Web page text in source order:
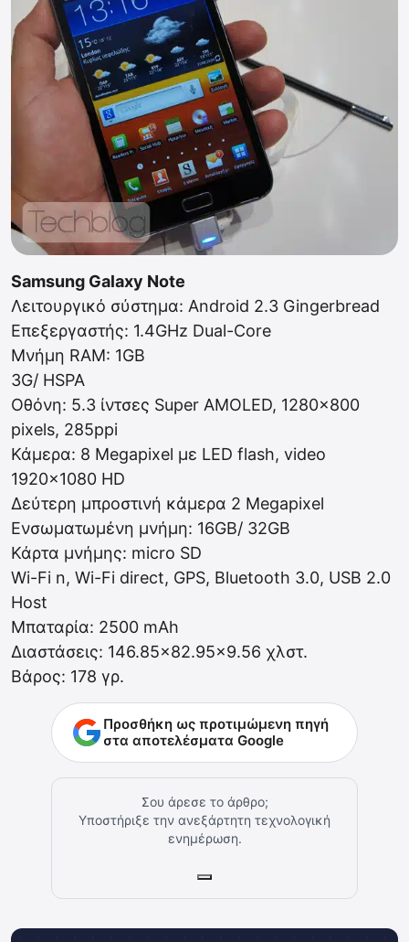
Samsung Galaxy Note
Λειτουργικό σύστημα: Android 2.3 Gingerbread
Επεξεργαστής: 1.4GHz Dual-Core
Μνήμη RAM: 1GB
3G/ HSPA
Οθόνη: 5.3 ίντσες Super AMOLED, 1280×800
pixels, 285ppi
Κάμερα: 8 Megapixel με LED flash, video
1920×1080 HD
Δεύτερη μπροστινή κάμερα 2 Megapixel
Ενσωματωμένη μνήμη: 16GB/ 32GB
Κάρτα μνήμης: micro SD
Wi-Fi n, Wi-Fi direct, GPS, Bluetooth 3.0, USB 2.0
Host
Μπαταρία: 2500 mAh
Διαστάσεις: 146.85×82.95×9.56 χλστ.
Βάρος: 178 γρ.
Προσθήκη ως προτιμώμενη πηγή
στα αποτελέσματα Google
Σου άρεσε το άρθρο;
Υποστήριξε την ανεξάρτητη τεχνολογική
ενημέρωση.